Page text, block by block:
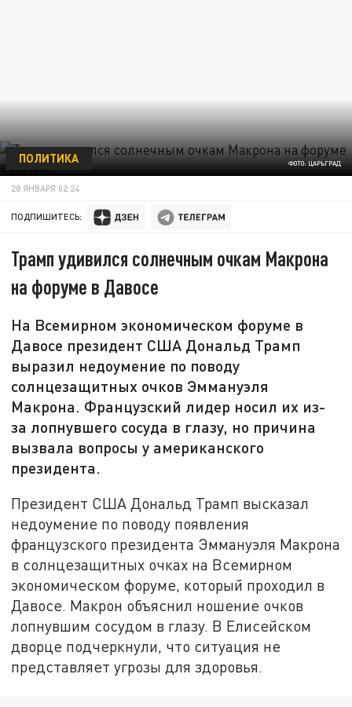
ФОТО: ЦАРЬГРАД
ПОЛИТИКА
28 ЯНВАРЯ 02:24
ПОДПИШИТЕСЬ:
Трамп удивился солнечным очкам Макрона
на форуме в Давосе
На Всемирном экономическом форуме в
Давосе президент США Дональд Трамп
выразил недоумение по поводу
солнцезащитных очков Эммануэля
Макрона. Французский лидер носил их из-
за лопнувшего сосуда в глазу, но причина
вызвала вопросы у американского
президента.
Президент США Дональд Трамп высказал
недоумение по поводу появления
французского президента Эммануэля Макрона
в солнцезащитных очках на Всемирном
экономическом форуме, который проходил в
Давосе. Макрон объяснил ношение очков
лопнувшим сосудом в глазу. В Елисейском
дворце подчеркнули, что ситуация не
представляет угрозы для здоровья.